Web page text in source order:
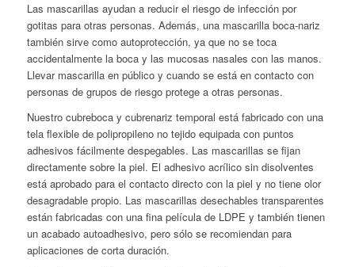
Las mascarillas ayudan a reducir el riesgo de infección por
gotitas para otras personas. Además, una mascarilla boca-nariz
también sirve como autoprotección, ya que no se toca
accidentalmente la boca y las mucosas nasales con las manos.
Llevar mascarilla en público y cuando se está en contacto con
personas de grupos de riesgo protege a otras personas.
Nuestro cubreboca y cubrenariz temporal está fabricado con una
tela flexible de polipropileno no tejido equipada con puntos
adhesivos fácilmente despegables. Las mascarillas se fijan
directamente sobre la piel. El adhesivo acrílico sin disolventes
está aprobado para el contacto directo con la piel y no tiene olor
desagradable propio. Las mascarillas desechables transparentes
están fabricadas con una fina película de LDPE y también tienen
un acabado autoadhesivo, pero sólo se recomiendan para
aplicaciones de corta duración.